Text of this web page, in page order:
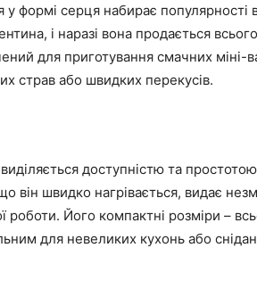
формі серця набирає популярності в
і наразі вона продається
для приготування смачних міні-
страв або швидких перекусів.
доступністю та
він швидко нагрівається, видає
роботи. Його компактні розміри –
для невеликих кухонь або